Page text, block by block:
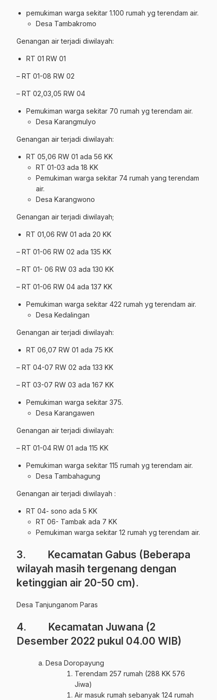
pemukiman warga sekitar 1.100 rumah yg terendam air.
Desa Tambakromo
Genangan air terjadi diwilayah:
RT 01 RW 01
– RT 01-08 RW 02
– RT 02,03,05 RW 04
Pemukiman warga sekitar 70 rumah yg terendam air.
Desa Karangmulyo
Genangan air terjadi diwilayah:
RT 05,06 RW 01 ada 56 KK
RT 01-03 ada 18 KK
Pemukiman warga sekitar 74 rumah yang terendam
air.
Desa Karangwono
Genangan air terjadi diwilayah;
RT 01,06 RW 01 ada 20 KK
– RT 01-06 RW 02 ada 135 KK
– RT 01- 06 RW 03 ada 130 KK
– RT 01-06 RW 04 ada 137 KK
Pemukiman warga sekitar 422 rumah yg terendam air.
Desa Kedalingan
Genangan air terjadi diwilayah:
RT 06,07 RW 01 ada 75 KK
– RT 04-07 RW 02 ada 133 KK
– RT 03-07 RW 03 ada 167 KK
Pemukiman warga sekitar 375.
Desa Karangawen
Genangan air terjadi diwilayah:
– RT 01-04 RW 01 ada 115 KK
Pemukiman warga sekitar 115 rumah yg terendam air.
Desa Tambahagung
Genangan air terjadi diwilayah :
RT 04- sono ada 5 KK
RT 06- Tambak ada 7 KK
Pemukiman warga sekitar 12 rumah yg terendam air.
3. Kecamatan Gabus (Beberapa
wilayah masih tergenang dengan
ketinggian air 20-50 cm).
Desa Tanjunganom Paras
4. Kecamatan Juwana (2
Desember 2022 pukul 04.00 WIB)
Desa Doropayung
Terendam 257 rumah (288 KK 576
Jiwa)
Air masuk rumah sebanyak 124 rumah